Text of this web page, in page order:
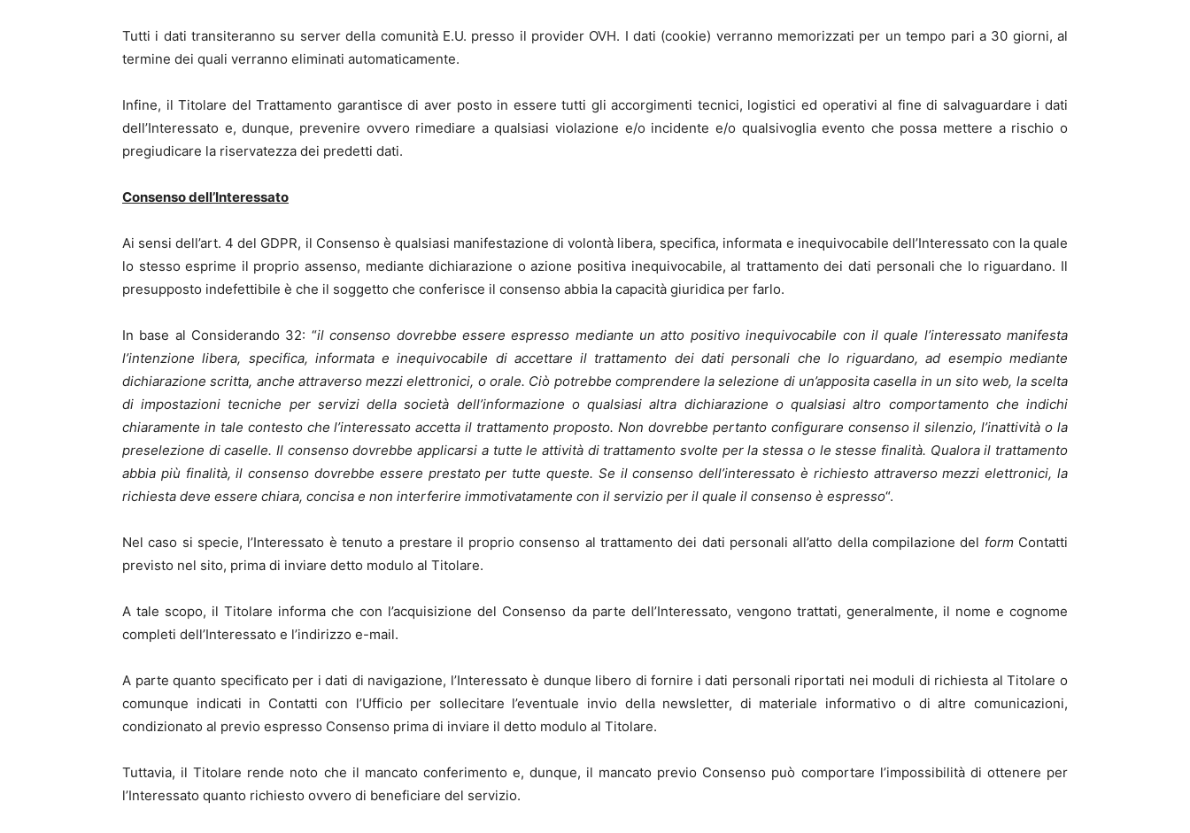
Tutti i dati transiteranno su server della comunità E.U. presso il provider OVH. I dati (cookie) verranno memorizzati per un tempo pari a 30 giorni, al
termine dei quali verranno eliminati automaticamente.
Infine, il Titolare del Trattamento garantisce di aver posto in essere tutti gli accorgimenti tecnici, logistici ed operativi al fine di salvaguardare i dati
dell’Interessato e, dunque, prevenire ovvero rimediare a qualsiasi violazione e/o incidente e/o qualsivoglia evento che possa mettere a rischio o
pregiudicare la riservatezza dei predetti dati.
Consenso dell’Interessato
Ai sensi dell’art. 4 del GDPR, il Consenso è qualsiasi manifestazione di volontà libera, specifica, informata e inequivocabile dell’Interessato con la quale
lo stesso esprime il proprio assenso, mediante dichiarazione o azione positiva inequivocabile, al trattamento dei dati personali che lo riguardano. Il
presupposto indefettibile è che il soggetto che conferisce il consenso abbia la capacità giuridica per farlo.
In base al Considerando 32: “il consenso dovrebbe essere espresso mediante un atto positivo inequivocabile con il quale l’interessato manifesta
l’intenzione libera, specifica, informata e inequivocabile di accettare il trattamento dei dati personali che lo riguardano, ad esempio mediante
dichiarazione scritta, anche attraverso mezzi elettronici, o orale. Ciò potrebbe comprendere la selezione di un’apposita casella in un sito web, la scelta
di impostazioni tecniche per servizi della società dell’informazione o qualsiasi altra dichiarazione o qualsiasi altro comportamento che indichi
chiaramente in tale contesto che l’interessato accetta il trattamento proposto. Non dovrebbe pertanto configurare consenso il silenzio, l’inattività o la
preselezione di caselle. Il consenso dovrebbe applicarsi a tutte le attività di trattamento svolte per la stessa o le stesse finalità. Qualora il trattamento
abbia più finalità, il consenso dovrebbe essere prestato per tutte queste. Se il consenso dell’interessato è richiesto attraverso mezzi elettronici, la
richiesta deve essere chiara, concisa e non interferire immotivatamente con il servizio per il quale il consenso è espresso“.
Nel caso si specie, l’Interessato è tenuto a prestare il proprio consenso al trattamento dei dati personali all’atto della compilazione del form Contatti
previsto nel sito, prima di inviare detto modulo al Titolare.
A tale scopo, il Titolare informa che con l’acquisizione del Consenso da parte dell’Interessato, vengono trattati, generalmente, il nome e cognome
completi dell’Interessato e l’indirizzo e-mail.
A parte quanto specificato per i dati di navigazione, l’Interessato è dunque libero di fornire i dati personali riportati nei moduli di richiesta al Titolare o
comunque indicati in Contatti con l’Ufficio per sollecitare l’eventuale invio della newsletter, di materiale informativo o di altre comunicazioni,
condizionato al previo espresso Consenso prima di inviare il detto modulo al Titolare.
Tuttavia, il Titolare rende noto che il mancato conferimento e, dunque, il mancato previo Consenso può comportare l’impossibilità di ottenere per
l’Interessato quanto richiesto ovvero di beneficiare del servizio.